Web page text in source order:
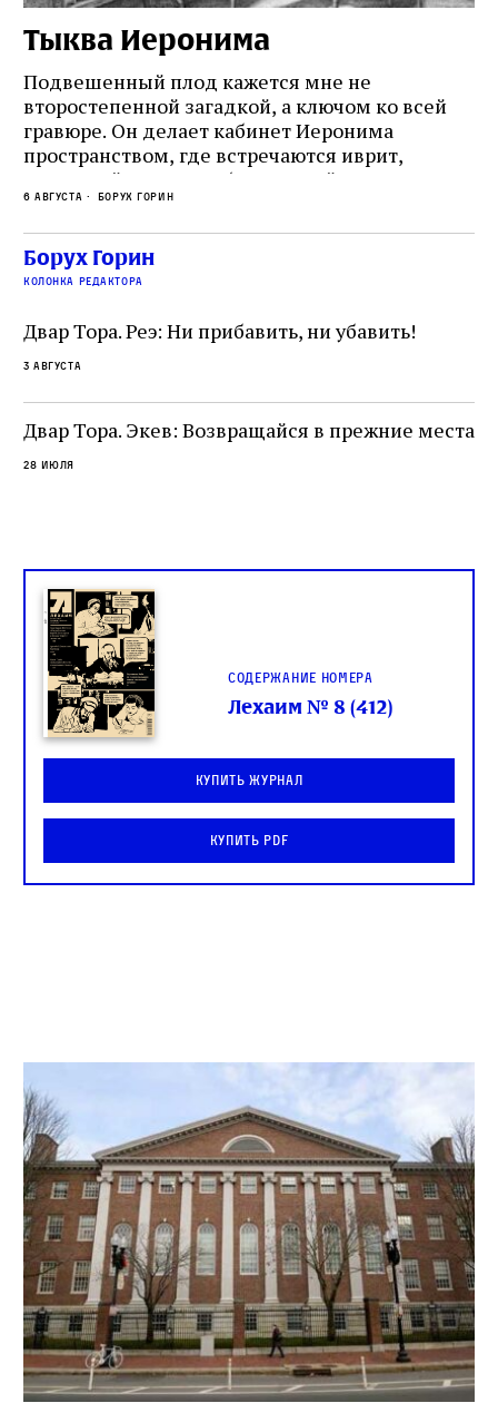
Тыква Иеронима
Подвешенный плод кажется мне не
второстепенной загадкой, а ключом ко всей
гравюре. Он делает кабинет Иеронима
пространством, где встречаются иврит,
греческий и латынь; буквальный смысл и
церковная традиция; филологическая
точность и понятность; переводчик,
убеждённый в необходимости исправления, и
читатель, воспринимающий исправление как
не просто покровитель переводчиков,
окружённый книгами. Перед нами человек,
одно решение которого вызвало возмущение
целой общины и стало частью многовекового
спора о том, кому принадлежит последнее
слово в переводе Библии
6 августа Борух Горин
Борух Горин
колонка редактора
Двар Тора. Реэ: Ни прибавить, ни убавить!
3 августа
Двар Тора. Экев: Возвращайся в прежние места
28 июля
Содержание номера
Лехаим № 8 (412)
Купить журнал
Купить PDF